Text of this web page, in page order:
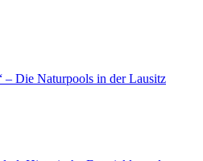
– Die Naturpools in der Lausitz